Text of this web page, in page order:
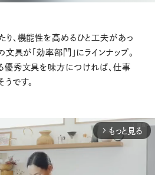
り、機能性を高めるひと工夫があっ
文具が「効率部門」にラインナップ。
優秀文具を味方につければ、仕事
です。
arrow_forward_ios もっと見る